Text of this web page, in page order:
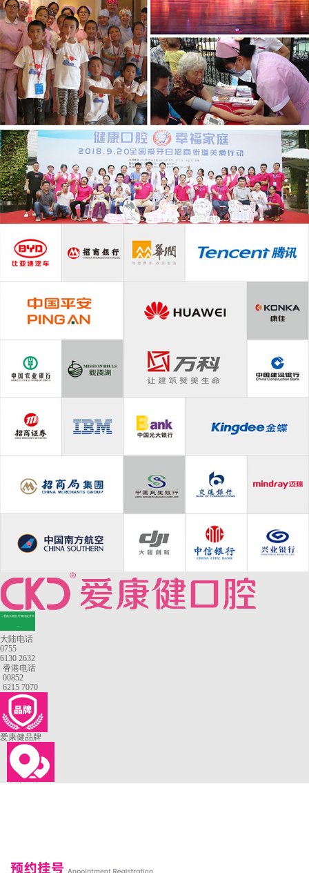
—香港长者医疗券指定牙科
大陆电话
0755
6130 2632
香港电话
00852
6215 7070
爱康健品牌
恒乐口腔诊所